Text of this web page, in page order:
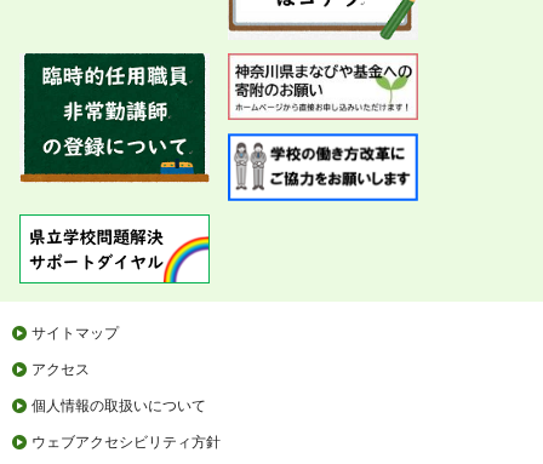
サイトマップ
アクセス
個人情報の取扱いについて
ウェブアクセシビリティ方針